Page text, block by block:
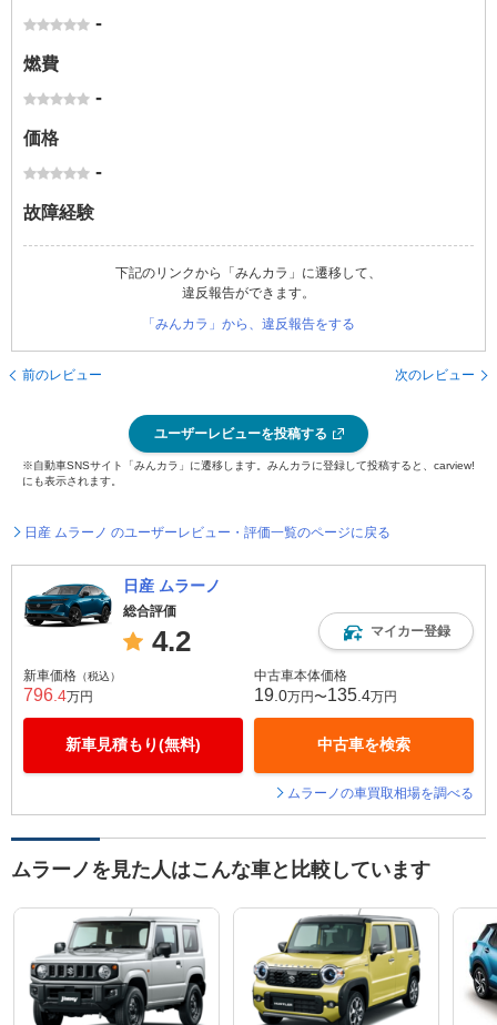
-
燃費
-
価格
-
故障経験
下記のリンクから「みんカラ」に遷移して、
違反報告ができます。
「みんカラ」から、違反報告をする
前のレビュー 次のレビュー
ユーザーレビューを投稿する
※自動車SNSサイト「みんカラ」に遷移します。みんカラに登録して投稿すると、carview!
にも表示されます。
日産 ムラーノ のユーザーレビュー・評価一覧のページに戻る
日産 ムラーノ
総合評価
4.2 マイカー登録
新車価格 （税込）
796 .4万円
新車見積もり(無料)
中古車本体価格
19 .0万円〜135 .4万円
中古車を検索
ムラーノの車買取相場を調べる
ムラーノを見た人はこんな車と比較しています